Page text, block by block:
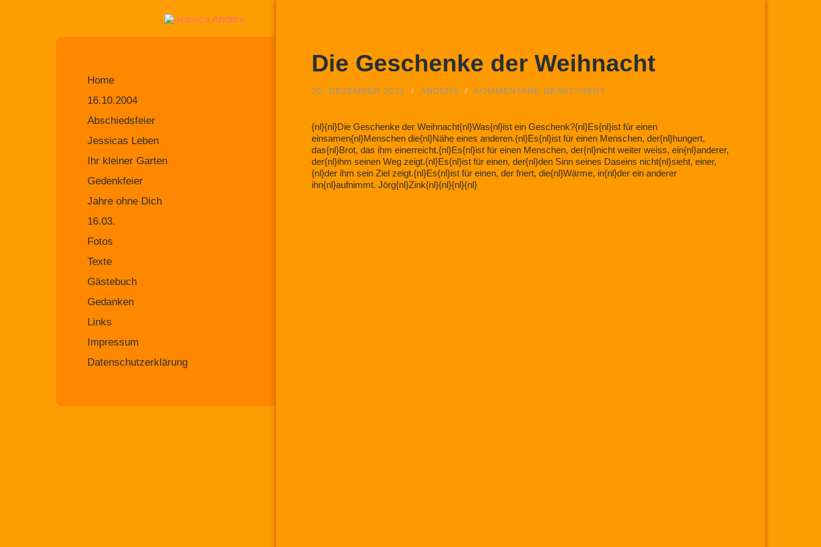
Home
16.10.2004
Abschiedsfeier
Jessicas Leben
Ihr kleiner Garten
Gedenkfeier
Jahre ohne Dich
16.03.
Fotos
Texte
Gästebuch
Gedanken
Links
Impressum
Datenschutzerklärung
Die Geschenke der Weihnacht
20. DEZEMBER 2011 / ANDERS / KOMMENTARE DEAKTIVIERT
WEIHNACHT
{nl}{nl}Die Geschenke der Weihnacht{nl}Was{nl}ist ein Geschenk?{nl}Es{nl}ist für einen
einsamen{nl}Menschen die{nl}Nähe eines anderen.{nl}Es{nl}ist für einen Menschen, der{nl}hungert,
das{nl}Brot, das ihm einerreicht.{nl}Es{nl}ist für einen Menschen, der{nl}nicht weiter weiss, ein{nl}anderer,
der{nl}ihm seinen Weg zeigt.{nl}Es{nl}ist für einen, der{nl}den Sinn seines Daseins nicht{nl}sieht, einer,
{nl}der ihm sein Ziel zeigt.{nl}Es{nl}ist für einen, der friert, die{nl}Wärme, in{nl}der ein anderer
ihn{nl}aufnimmt. Jörg{nl}Zink{nl}{nl}{nl}{nl}